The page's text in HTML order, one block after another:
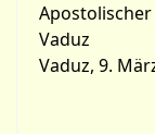
Vaduz
Vaduz, 9.